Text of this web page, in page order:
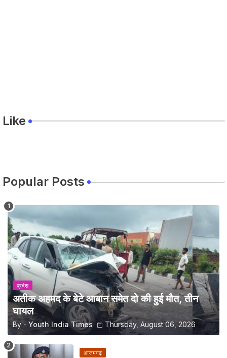
Like
Popular Posts
प्रदेश
अतीक अहमद के बेटे आबान समेत दो की हुई मौत, तीन
घायल
By - Youth India Times Thursday, August 06, 2026
आजमगढ़